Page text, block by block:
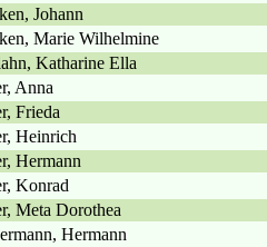
Johann
Marie Wilhelmine
Katharine Ella
Anna
Frieda
Heinrich
Hermann
Konrad
Meta Dorothea
Hermann